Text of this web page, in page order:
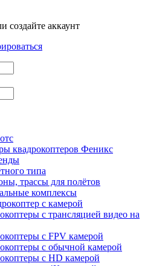
создайте аккаунт
квадрокоптеров Феникс
типа
трассы для полётов
комплексы
с камерой
с трансляцией видео на
с FPV камерой
с обычной камерой
с HD камерой